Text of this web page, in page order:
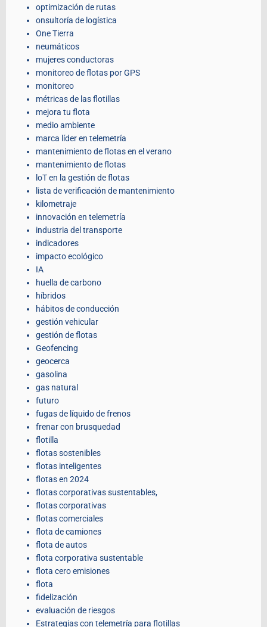
optimización de rutas
onsultoría de logística
One Tierra
neumáticos
mujeres conductoras
monitoreo de flotas por GPS
monitoreo
métricas de las flotillas
mejora tu flota
medio ambiente
marca líder en telemetría
mantenimiento de flotas en el verano
mantenimiento de flotas
loT en la gestión de flotas
lista de verificación de mantenimiento
kilometraje
innovación en telemetría
industria del transporte
indicadores
impacto ecológico
IA
huella de carbono
híbridos
hábitos de conducción
gestión vehicular
gestión de flotas
Geofencing
geocerca
gasolina
gas natural
futuro
fugas de líquido de frenos
frenar con brusquedad
flotilla
flotas sostenibles
flotas inteligentes
flotas en 2024
flotas corporativas sustentables,
flotas corporativas
flotas comerciales
flota de camiones
flota de autos
flota corporativa sustentable
flota cero emisiones
flota
fidelización
evaluación de riesgos
Estrategias con telemetría para flotillas